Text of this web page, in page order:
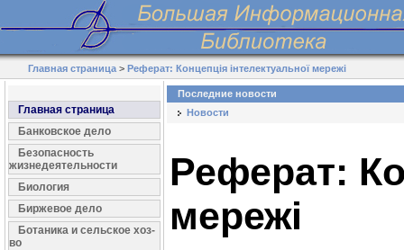
Главная страница >Реферат: Концепція інтелектуальної мережі
Главная страница
Банковское дело
Безопасность
жизнедеятельности
Биология
Биржевое дело
Ботаника и сельское хоз-
во
Последние новости
Новости
Реферат:
мережі